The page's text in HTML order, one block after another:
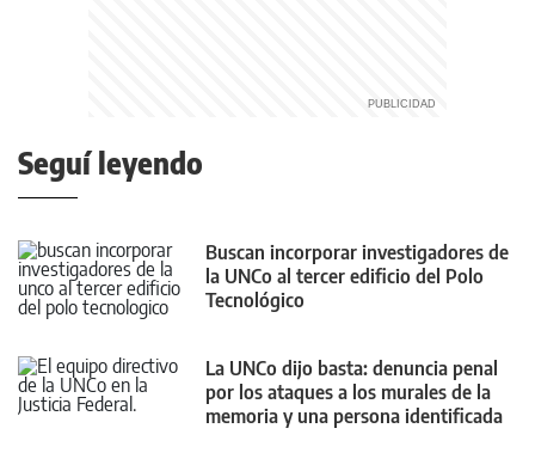
Seguí leyendo
Buscan incorporar investigadores de
la UNCo al tercer edificio del Polo
Tecnológico
La UNCo dijo basta: denuncia penal
por los ataques a los murales de la
memoria y una persona identificada